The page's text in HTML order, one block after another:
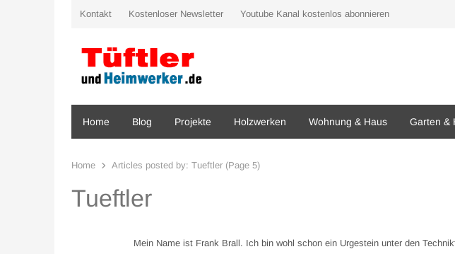
Kontakt Kostenloser Newsletter Youtube Kanal kostenlos abonnieren
Home Blog Projekte Holzwerken Wohnung & Haus Garten &
Home Articles posted by: Tueftler (Page 5)
Tueftler
Mein Name ist Frank Brall. Ich bin wohl schon ein Urgestein unter den